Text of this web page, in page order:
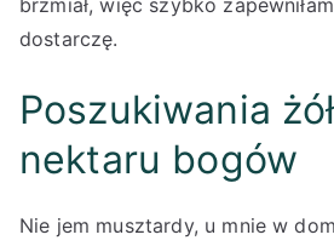
brzmiał, więc szybko
dostarczę.
Poszukiwania
nektaru bogów
Nie jem musztardy, u mnie w